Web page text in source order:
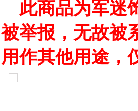
此商品为军迷
被举报，无故被
用作其他用途，